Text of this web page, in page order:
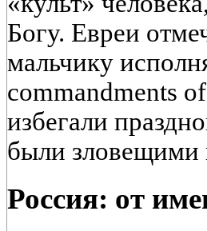
Богу. Евреи
мальчику
commandments
избегали
были зловещими
Россия: от